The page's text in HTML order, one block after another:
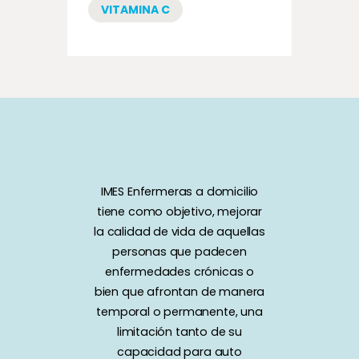
VITAMINA C
IMES Enfermeras a domicilio
tiene como objetivo, mejorar
la calidad de vida de aquellas
personas que padecen
enfermedades crónicas o
bien que afrontan de manera
temporal o permanente, una
limitación tanto de su
capacidad para auto